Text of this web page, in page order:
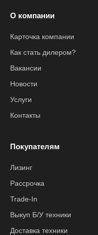
О компании
Карточка компании
Как стать дилером?
Вакансии
Новости
Услуги
Контакты
Покупателям
Лизинг
Рассрочка
Trade-In
Выкуп Б/У техники
Доставка техники